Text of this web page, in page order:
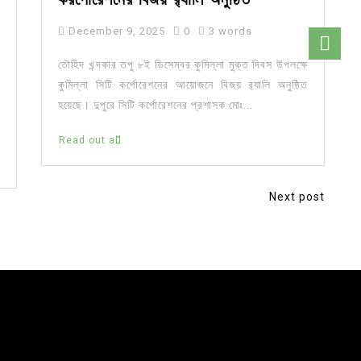
December 9, 2025 0 3 words
তৌহিদ খন্দকার তপু ৮ই ডিসেম্বর কুমিল্লা মুক্ত দিবস উপলক্ষে
কুমিল্লা সিটি কর্পোরেশনের আয়োজনে বিজয় র‍্যালি অনুষ্ঠিত
হয়েছে। দুপুরে সিটি কর্পোরেশনের প্রশাসক মোঃ...
Read out all
Next post